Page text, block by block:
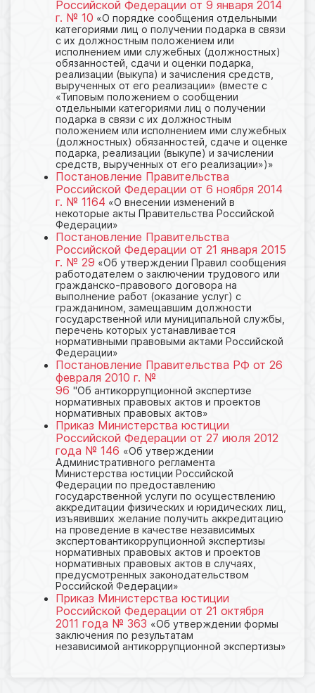
Российской Федерации от 9 января 2014
г. № 10 «О порядке сообщения отдельными
категориями лиц о получении подарка в связи
с их должностным положением или
исполнением ими служебных (должностных)
обязанностей, сдачи и оценки подарка,
реализации (выкупа) и зачисления средств,
вырученных от его реализации» (вместе с
«Типовым положением о сообщении
отдельными категориями лиц о получении
подарка в связи с их должностным
положением или исполнением ими служебных
(должностных) обязанностей, сдаче и оценке
подарка, реализации (выкупе) и зачислении
средств, вырученных от его реализации»)»
Постановление Правительства
Российской Федерации от 6 ноября 2014
г. № 1164 «О внесении изменений в
некоторые акты Правительства Российской
Федерации»
Постановление Правительства
Российской Федерации от 21 января 2015
г. № 29 «Об утверждении Правил сообщения
работодателем о заключении трудового или
гражданско-правового договора на
выполнение работ (оказание услуг) с
гражданином, замещавшим должности
государственной или муниципальной службы,
перечень которых устанавливается
нормативными правовыми актами Российской
Федерации»
Постановление Правительства РФ от 26
февраля 2010 г. №
96 "Об антикоррупционной экспертизе
нормативных правовых актов и проектов
нормативных правовых актов»
Приказ Министерства юстиции
Российской Федерации от 27 июля 2012
года № 146 «Об утверждении
Административного регламента
Министерства юстиции Российской
Федерации по предоставлению
государственной услуги по осуществлению
аккредитации физических и юридических лиц,
изъявивших желание получить аккредитацию
на проведение в качестве независимых
экспертовантикоррупционной экспертизы
нормативных правовых актов и проектов
нормативных правовых актов в случаях,
предусмотренных законодательством
Российской Федерации»
Приказ Министерства юстиции
Российской Федерации от 21 октября
2011 года № 363 «Об утверждении формы
заключения по результатам
независимой антикоррупционной экспертизы»